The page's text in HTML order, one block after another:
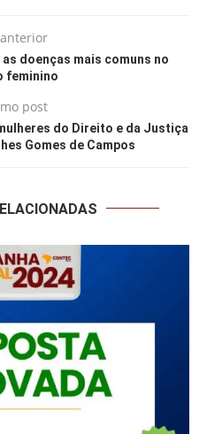
doenças mais comuns no
feminino
post
do Direito e da Justiça
Gomes de Campos